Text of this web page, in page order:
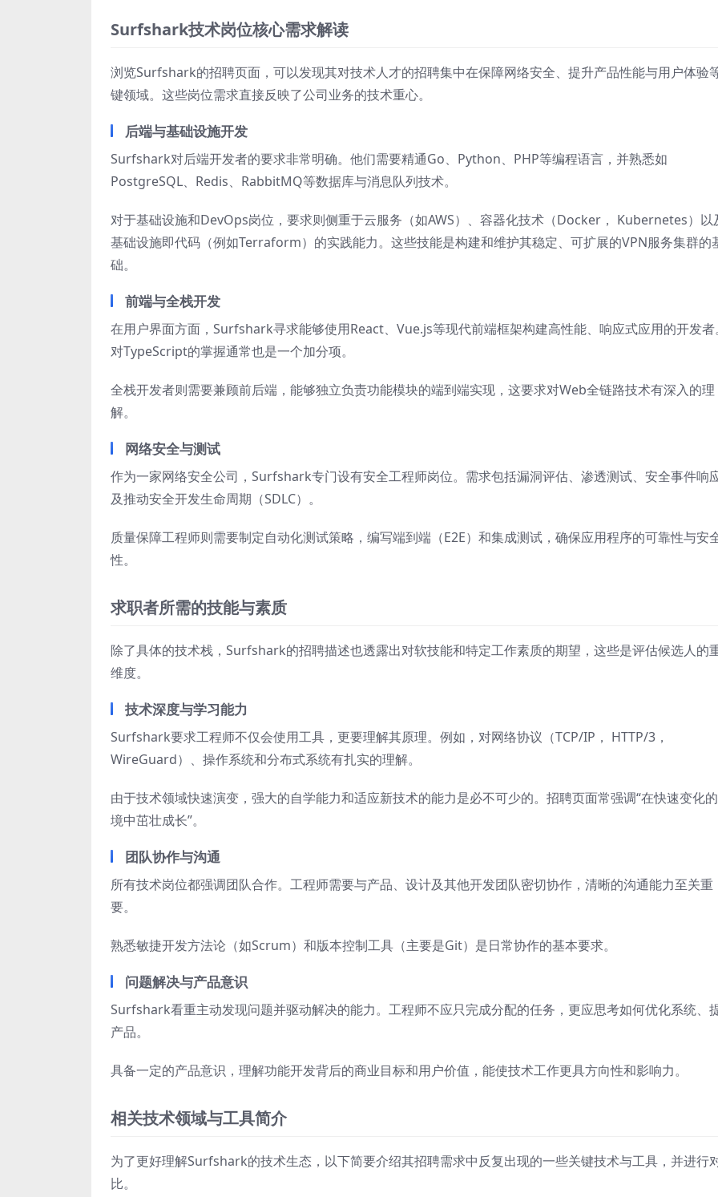
Surfshark技术岗位核心需求解读
浏览Surfshark的招聘页面，可以发现其对技术人才的招聘集中在保障网络安全、提升产品性能与用户体验
键领域。这些岗位需求直接反映了公司业务的技术重心。
后端与基础设施开发
Surfshark对后端开发者的要求非常明确。他们需要精通Go、Python、PHP等编程语言，并熟悉如
PostgreSQL、Redis、RabbitMQ等数据库与消息队列技术。
对于基础设施和DevOps岗位，要求则侧重于云服务（如AWS）、容器化技术（Docker， Kubernetes）以
基础设施即代码（例如Terraform）的实践能力。这些技能是构建和维护其稳定、可扩展的VPN服务集群的
础。
前端与全栈开发
在用户界面方面，Surfshark寻求能够使用React、Vue.js等现代前端框架构建高性能、响应式应用的开发者
对TypeScript的掌握通常也是一个加分项。
全栈开发者则需要兼顾前后端，能够独立负责功能模块的端到端实现，这要求对Web全链路技术有深入的理
解。
网络安全与测试
作为一家网络安全公司，Surfshark专门设有安全工程师岗位。需求包括漏洞评估、渗透测试、安全事件响
及推动安全开发生命周期（SDLC）。
质量保障工程师则需要制定自动化测试策略，编写端到端（E2E）和集成测试，确保应用程序的可靠性与安
性。
求职者所需的技能与素质
除了具体的技术栈，Surfshark的招聘描述也透露出对软技能和特定工作素质的期望，这些是评估候选人的
维度。
技术深度与学习能力
Surfshark要求工程师不仅会使用工具，更要理解其原理。例如，对网络协议（TCP/IP， HTTP/3，
WireGuard）、操作系统和分布式系统有扎实的理解。
由于技术领域快速演变，强大的自学能力和适应新技术的能力是必不可少的。招聘页面常强调“在快速变化
境中茁壮成长”。
团队协作与沟通
所有技术岗位都强调团队合作。工程师需要与产品、设计及其他开发团队密切协作，清晰的沟通能力至关重
要。
熟悉敏捷开发方法论（如Scrum）和版本控制工具（主要是Git）是日常协作的基本要求。
问题解决与产品意识
Surfshark看重主动发现问题并驱动解决的能力。工程师不应只完成分配的任务，更应思考如何优化系统、
产品。
具备一定的产品意识，理解功能开发背后的商业目标和用户价值，能使技术工作更具方向性和影响力。
相关技术领域与工具简介
为了更好理解Surfshark的技术生态，以下简要介绍其招聘需求中反复出现的一些关键技术与工具，并进行
比。